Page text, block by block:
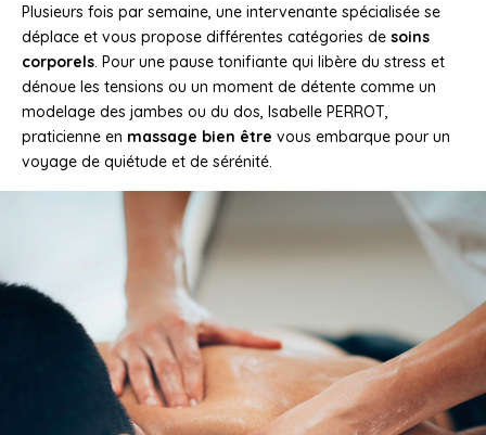
Plusieurs fois par semaine, une intervenante spécialisée se
déplace et vous propose différentes catégories de soins
corporels. Pour une pause tonifiante qui libère du stress et
dénoue les tensions ou un moment de détente comme un
modelage des jambes ou du dos, Isabelle PERROT,
praticienne en massage bien être vous embarque pour un
voyage de quiétude et de sérénité.